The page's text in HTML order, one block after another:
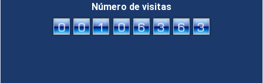
Número de visitas